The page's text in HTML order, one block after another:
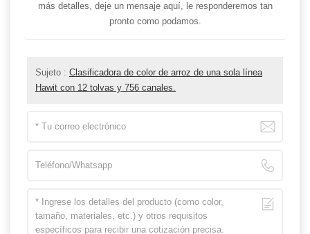
más detalles, deje un mensaje aquí, le responderemos tan
pronto como podamos.
Sujeto : Clasificadora de color de arroz de una sola línea
Hawit con 12 tolvas y 756 canales.